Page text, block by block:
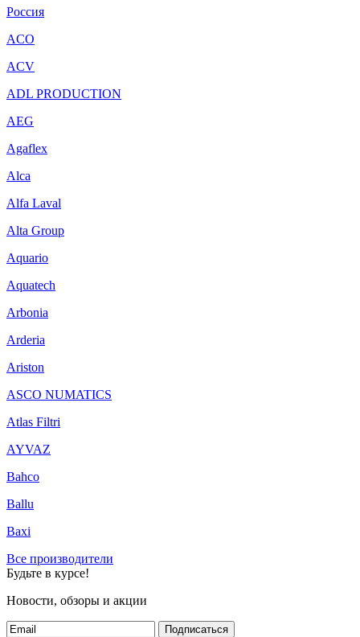
Россия
ACO
ACV
ADL PRODUCTION
AEG
Agaflex
Alca
Alfa Laval
Alta Group
Aquario
Aquatech
Arbonia
Arderia
Ariston
ASCO NUMATICS
Atlas Filtri
AYVAZ
Bahco
Ballu
Baxi
Все производители
Будьте в курсе!
Новости, обзоры и акции
Подписаться